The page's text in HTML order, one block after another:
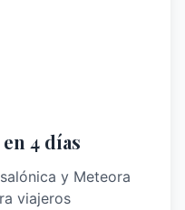
4 días
y Meteora
viajeros